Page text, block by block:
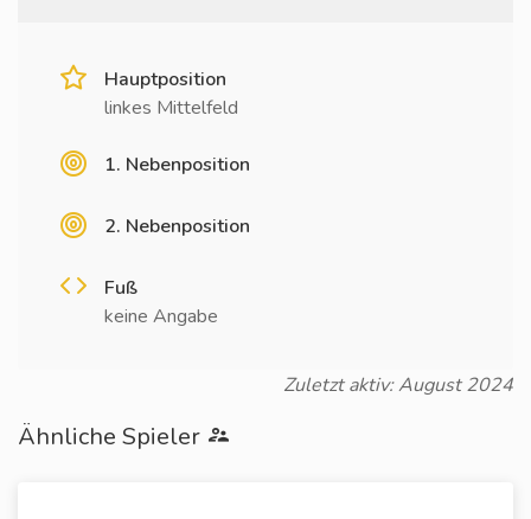
Hauptposition
linkes Mittelfeld
1. Nebenposition
2. Nebenposition
Fuß
keine Angabe
Zuletzt aktiv: August 2024
Ähnliche Spieler